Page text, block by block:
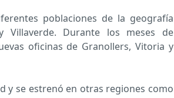
poblaciones de la geografía
Villaverde. Durante los meses de
oficinas de Granollers, Vitoria y
y se estrenó en otras regiones como